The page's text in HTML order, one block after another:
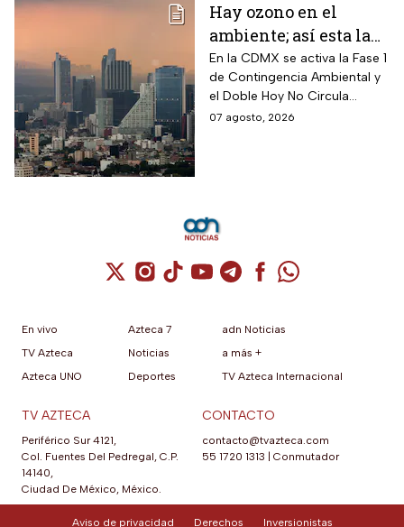
Hay ozono en el
ambiente; así esta la
calidad del aire en
CDMX hoy
En la CDMX se activa la Fase 1
de Contingencia Ambiental y
el Doble Hoy No Circula
cuando hay altos índices de
07 agosto, 2026
Cuenta de X / Twitter (se abre en una
Cuenta de Instagram (se abre en una
Cuenta de TikTok (se abre en
Cuenta de YouTube (se abre
Cuenta de Telegram (se
Cuenta de
Cuenta de
En vivo
TV Azteca
Azteca UNO
Azteca 7
Noticias
Deportes
adn Noticias
a más +
TV Azteca Internacional
TV AZTECA
Periférico Sur 4121,
Col. Fuentes Del Pedregal, C.P.
14140,
Ciudad De México, México.
CONTACTO
contacto@tvazteca.com
55 1720 1313
Conmutador
Aviso de privacidad Derechos Inversionistas